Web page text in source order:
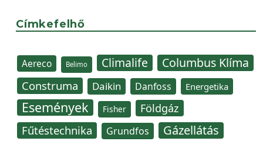
Címkefelhő
Aereco Belimo Climalife Columbus Klíma
Construma Daikin Danfoss Energetika
Események Fisher Földgáz
Fűtéstechnika Grundfos Gázellátás